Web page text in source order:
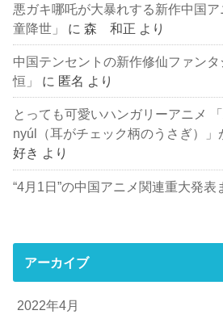
悪ガキ哪吒が大暴れする新作中国
童降世」
に森 和正 より
中国テンセントの新作修仙ファン
恒」
に 匿名 より
とっても可愛いハンガリーアニメ
nyúl（耳がチェック柄のうさぎ）」
好き より
“4月1日”の中国アニメ関連重大発表
アーカイブ
2022年4月